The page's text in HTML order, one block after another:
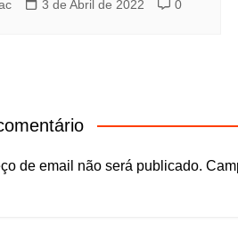
3 de Abril de 2022 0
de email não será publicado.